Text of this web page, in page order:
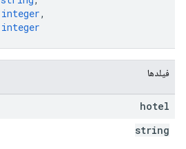
integer,
integer
فیلدها
hotel
string